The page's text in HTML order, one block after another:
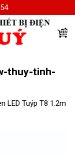
thuy-tinh-
LED Tuýp T8 1.2m